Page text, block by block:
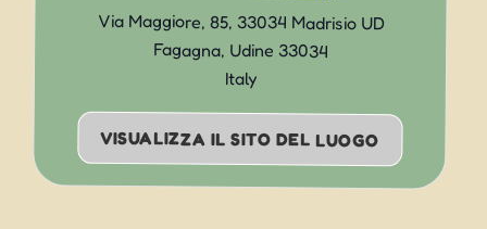
Via Maggiore, 85, 33034 Madrisio UD
Fagagna, Udine 33034
Italy
VISUALIZZA IL SITO DEL LUOGO